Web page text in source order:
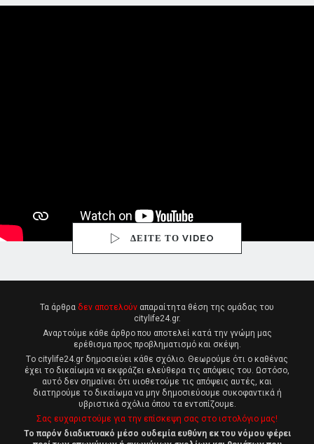
ΔΕΙΤΕ ΤΟ VIDEO
Τα άρθρα δεν αποτελούν απαραίτητα θέση της ομάδας του
citylife24.gr.
Αναρτούμε κάθε άρθρο που αποτελεί κατά την γνώμη μας
ερέθισμα προς προβληματισμό και σκέψη.
Tο citylife24.gr δημοσιεύει κάθε σχόλιο. Θεωρούμε ότι ο καθένας
έχει το δικαίωμα να εκφράζει ελεύθερα τις απόψεις του. Ωστόσο,
αυτό δεν σημαίνει ότι υιοθετούμε τις απόψεις αυτές, και
διατηρούμε το δικαίωμα να μην δημοσιεύουμε συκοφαντικά ή
υβριστικά σχόλια όπου τα εντοπίζουμε.
Σας ευχαριστούμε για την επίσκεψη σας στο ιστολόγιο μας!
Το παρόν διαδικτυακό μέσο ουδεμία ευθύνη εκ του νόμου φέρει